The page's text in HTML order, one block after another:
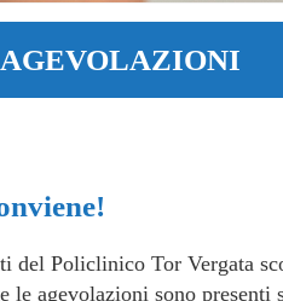
del Policlinico Tor Vergata
agevolazioni sono presenti